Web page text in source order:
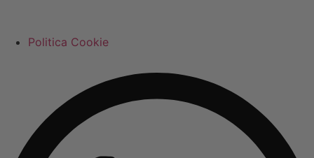
Politica Cookie